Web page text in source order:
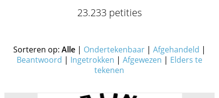
23.233 petities
Sorteren op: Alle| Ondertekenbaar| Afgehandeld |
Beantwoord | Ingetrokken | Afgewezen | Elders te
tekenen